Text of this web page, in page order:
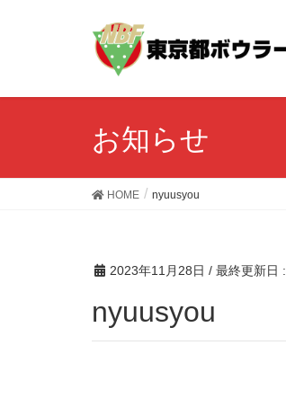
お知らせ
HOME nyuusyou
2023年11月28日 / 最終更新日 :
nyuusyou